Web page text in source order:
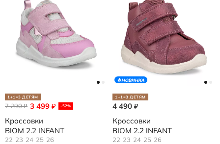
1+1=3 ДЕТЯМ
3 499 ₽ -52%
7 290₽
Кроссовки
BIOM 2.2 INFANT
22 23 24 25 26
НОВИНКА
1+1=3 ДЕТЯМ
4 490 ₽
Кроссовки
BIOM 2.2 INFANT
22 23 24 25 26